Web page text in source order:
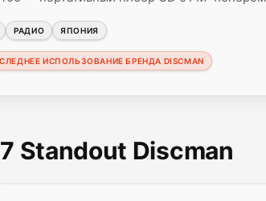
РАДИО ЯПОНИЯ
ИСПОЛЬЗОВАНИЕ БРЕНДА DISCMAN
Standout Discman